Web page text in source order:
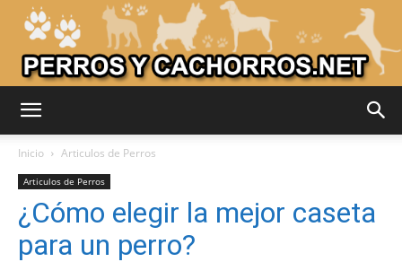
Perros
Inicio Articulos de Perros
Articulos de Perros
¿Cómo elegir la mejor caseta
para un perro?